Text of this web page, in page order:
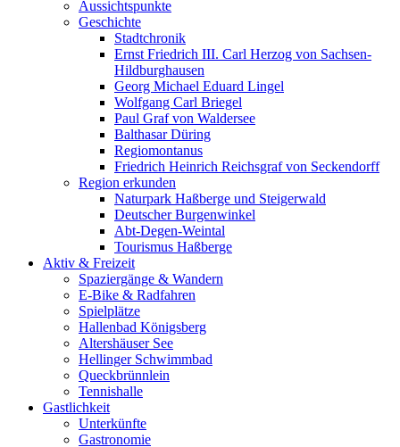
Aussichtspunkte
Geschichte
Stadtchronik
Ernst Friedrich III. Carl Herzog von Sachsen-
Hildburghausen
Georg Michael Eduard Lingel
Wolfgang Carl Briegel
Paul Graf von Waldersee
Balthasar Düring
Regiomontanus
Friedrich Heinrich Reichsgraf von Seckendorff
Region erkunden
Naturpark Haßberge und Steigerwald
Deutscher Burgenwinkel
Abt-Degen-Weintal
Tourismus Haßberge
Aktiv & Freizeit
Spaziergänge & Wandern
E-Bike & Radfahren
Spielplätze
Hallenbad Königsberg
Altershäuser See
Hellinger Schwimmbad
Queckbrünnlein
Tennishalle
Gastlichkeit
Unterkünfte
Gastronomie